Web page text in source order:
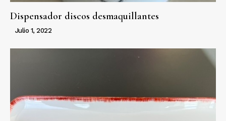
Dispensador discos desmaquillantes
Julio 1, 2022